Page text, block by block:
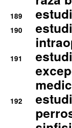
189
190
191
192